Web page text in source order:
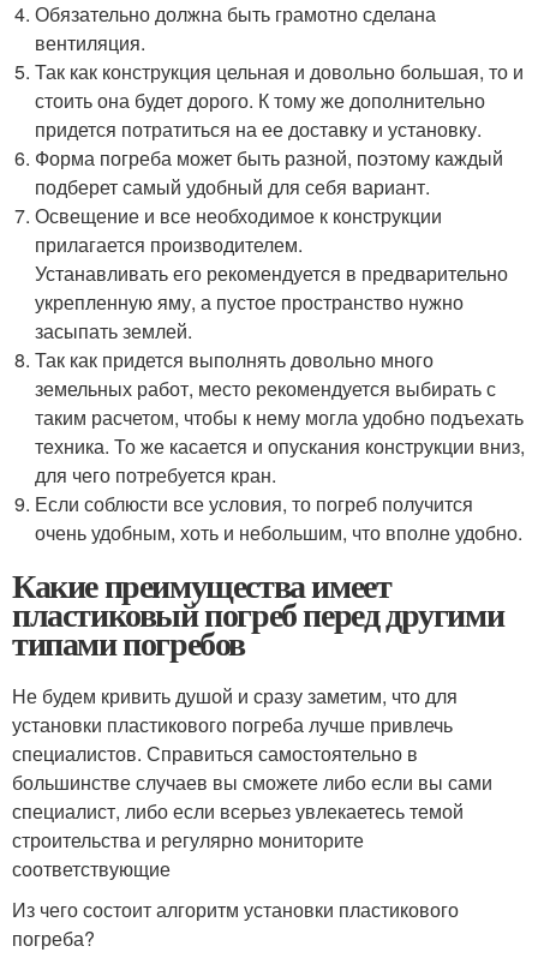
Обязательно должна быть грамотно сделана
вентиляция.
Так как конструкция цельная и довольно большая, то и
стоить она будет дорого. К тому же дополнительно
придется потратиться на ее доставку и установку.
Форма погреба может быть разной, поэтому каждый
подберет самый удобный для себя вариант.
Освещение и все необходимое к конструкции
прилагается производителем.
Устанавливать его рекомендуется в предварительно
укрепленную яму, а пустое пространство нужно
засыпать землей.
Так как придется выполнять довольно много
земельных работ, место рекомендуется выбирать с
таким расчетом, чтобы к нему могла удобно подъехать
техника. То же касается и опускания конструкции вниз,
для чего потребуется кран.
Если соблюсти все условия, то погреб получится
очень удобным, хоть и небольшим, что вполне удобно.
Какие преимущества имеет
пластиковый погреб перед другими
типами погребов
Не будем кривить душой и сразу заметим, что для
установки пластикового погреба лучше привлечь
специалистов. Справиться самостоятельно в
большинстве случаев вы сможете либо если вы сами
специалист, либо если всерьез увлекаетесь темой
строительства и регулярно мониторите
соответствующие
Из чего состоит алгоритм установки пластикового
погреба?